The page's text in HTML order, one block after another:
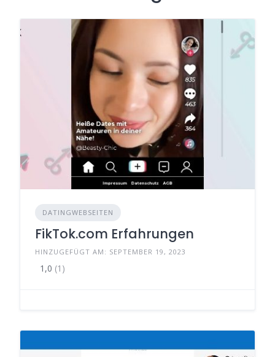
DATINGWEBSEITEN
FikTok.com Erfahrungen
HINZUGEFÜGT AM: SEPTEMBER 19, 2023
1,0 (1)